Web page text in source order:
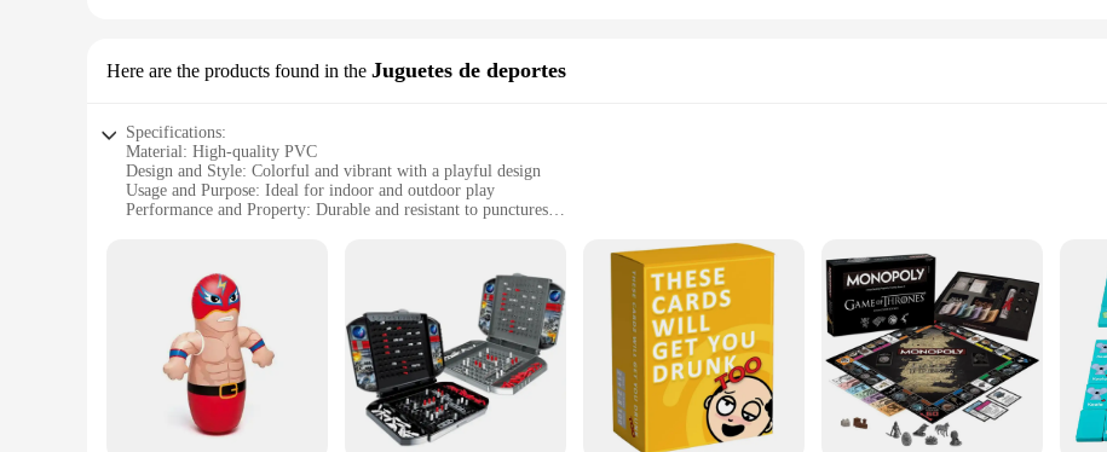
Here are the products found in the Juguetes de deportes
Specifications:
Material: High-quality PVC
Design and Style: Colorful and vibrant with a playful design
Usage and Purpose: Ideal for indoor and outdoor play
Performance and Property: Durable and resistant to punctures
**Versatile Playtime Companion**
The juego inflable chico is a versatile playtime companion that's perfect for children aged 3-10 years. Designed with safety and durability in
material that ensures a long-lasting play experience. The colorful and vibrant design is not only visually appealing but also stimulates
playroom or backyard.
**Effortless Setup and Storage**